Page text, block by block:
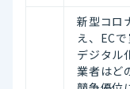
新型コロ
え、EC
デジタル
業者はど